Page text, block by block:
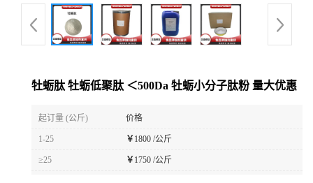
牡蛎肽 牡蛎低聚肽 ＜500Da 牡蛎小分子肽粉 量大优惠
起订量 (公斤) 价格
1-25 ￥ 1800 /公斤
≥25 ￥ 1750 /公斤